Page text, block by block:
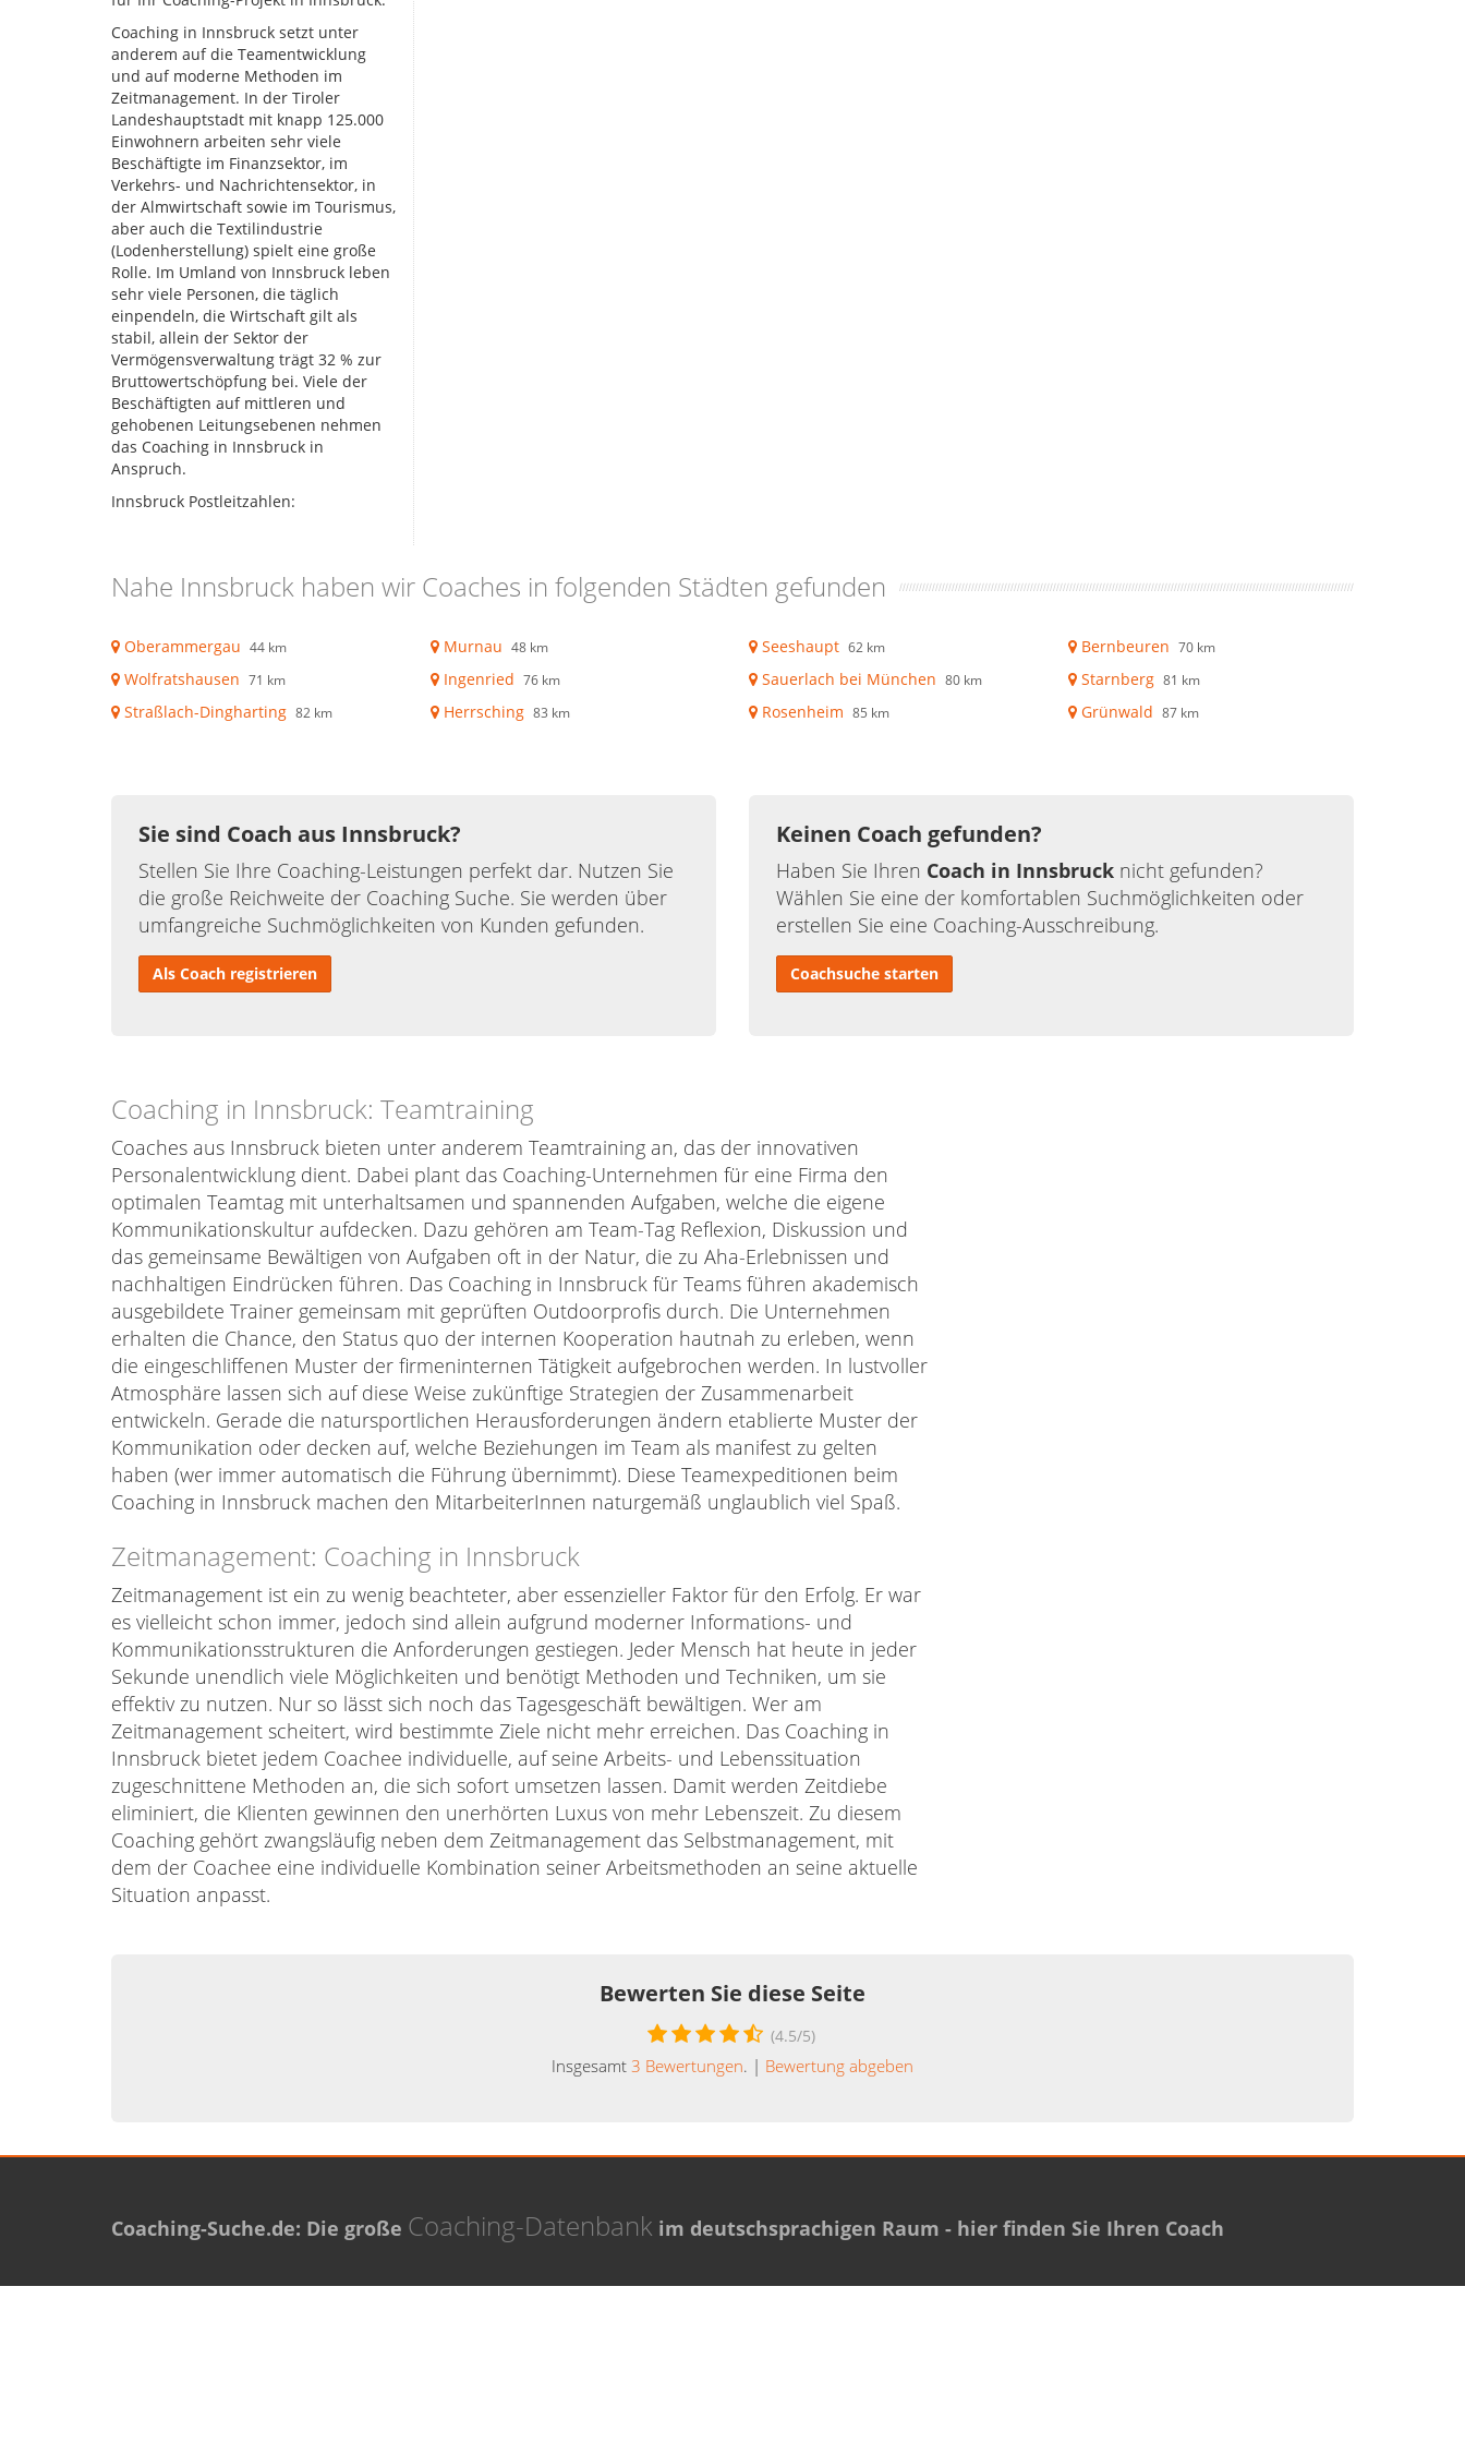
Coaching in Innsbruck setzt unter
anderem auf die Teamentwicklung
und auf moderne Methoden im
Zeitmanagement. In der Tiroler
Landeshauptstadt mit knapp 125.000
Einwohnern arbeiten sehr viele
Beschäftigte im Finanzsektor, im
Verkehrs- und Nachrichtensektor, in
der Almwirtschaft sowie im Tourismus,
aber auch die Textilindustrie
(Lodenherstellung) spielt eine große
Rolle. Im Umland von Innsbruck leben
sehr viele Personen, die täglich
einpendeln, die Wirtschaft gilt als
stabil, allein der Sektor der
Vermögensverwaltung trägt 32 % zur
Bruttowertschöpfung bei. Viele der
Beschäftigten auf mittleren und
gehobenen Leitungsebenen nehmen
das Coaching in Innsbruck in
Anspruch.
Innsbruck Postleitzahlen:
Nahe Innsbruck haben wir Coaches in folgenden Städten gefunden
Oberammergau 44 km Murnau 48 km Seeshaupt 62 km Bernbeuren 70 km
Wolfratshausen 71 km Ingenried 76 km Sauerlach bei München 80 km Starnberg 81 km
Straßlach-Dingharting 82 km Herrsching 83 km Rosenheim 85 km Grünwald 87 km
Sie sind Coach aus Innsbruck?
Stellen Sie Ihre Coaching-Leistungen perfekt dar. Nutzen Sie
die große Reichweite der Coaching Suche. Sie werden über
umfangreiche Suchmöglichkeiten von Kunden gefunden.
Als Coach registrieren
Keinen Coach gefunden?
Haben Sie Ihren Coach in Innsbruck nicht gefunden?
Wählen Sie eine der komfortablen Suchmöglichkeiten oder
erstellen Sie eine Coaching-Ausschreibung.
Coachsuche starten
Coaching in Innsbruck: Teamtraining
Coaches aus Innsbruck bieten unter anderem Teamtraining an, das der innovativen
Personalentwicklung dient. Dabei plant das Coaching-Unternehmen für eine Firma den
optimalen Teamtag mit unterhaltsamen und spannenden Aufgaben, welche die eigene
Kommunikationskultur aufdecken. Dazu gehören am Team-Tag Reflexion, Diskussion und
das gemeinsame Bewältigen von Aufgaben oft in der Natur, die zu Aha-Erlebnissen und
nachhaltigen Eindrücken führen. Das Coaching in Innsbruck für Teams führen akademisch
ausgebildete Trainer gemeinsam mit geprüften Outdoorprofis durch. Die Unternehmen
erhalten die Chance, den Status quo der internen Kooperation hautnah zu erleben, wenn
die eingeschliffenen Muster der firmeninternen Tätigkeit aufgebrochen werden. In lustvoller
Atmosphäre lassen sich auf diese Weise zukünftige Strategien der Zusammenarbeit
entwickeln. Gerade die natursportlichen Herausforderungen ändern etablierte Muster der
Kommunikation oder decken auf, welche Beziehungen im Team als manifest zu gelten
haben (wer immer automatisch die Führung übernimmt). Diese Teamexpeditionen beim
Coaching in Innsbruck machen den MitarbeiterInnen naturgemäß unglaublich viel Spaß.
Zeitmanagement: Coaching in Innsbruck
Zeitmanagement ist ein zu wenig beachteter, aber essenzieller Faktor für den Erfolg. Er war
es vielleicht schon immer, jedoch sind allein aufgrund moderner Informations- und
Kommunikationsstrukturen die Anforderungen gestiegen. Jeder Mensch hat heute in jeder
Sekunde unendlich viele Möglichkeiten und benötigt Methoden und Techniken, um sie
effektiv zu nutzen. Nur so lässt sich noch das Tagesgeschäft bewältigen. Wer am
Zeitmanagement scheitert, wird bestimmte Ziele nicht mehr erreichen. Das Coaching in
Innsbruck bietet jedem Coachee individuelle, auf seine Arbeits- und Lebenssituation
zugeschnittene Methoden an, die sich sofort umsetzen lassen. Damit werden Zeitdiebe
eliminiert, die Klienten gewinnen den unerhörten Luxus von mehr Lebenszeit. Zu diesem
Coaching gehört zwangsläufig neben dem Zeitmanagement das Selbstmanagement, mit
dem der Coachee eine individuelle Kombination seiner Arbeitsmethoden an seine aktuelle
Situation anpasst.
Bewerten Sie diese Seite
(4.5/5)
Insgesamt 3 Bewertungen. | Bewertung abgeben
Coaching-Suche.de: Die große Coaching-Datenbank im deutschsprachigen Raum - hier finden Sie Ihren Coach